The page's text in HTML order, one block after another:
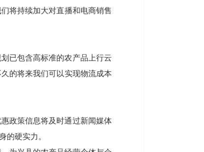
将持续加大对直播和电商销售
已包含高标准的农产品上行云
的将来我们可以实现物流成本
政策信息将及时通过新闻媒体
的硬实力。